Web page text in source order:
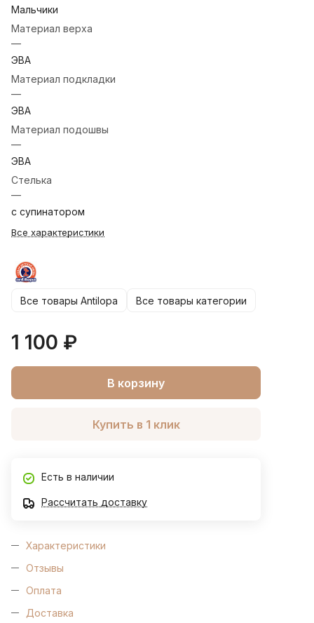
Мальчики
Материал верха
—
ЭВА
Материал подкладки
—
ЭВА
Материал подошвы
—
ЭВА
Стелька
—
с супинатором
Все характеристики
Все товары Аntilopa Все товары категории
1 100 ₽
В корзину
Купить в 1 клик
Есть в наличии
Рассчитать доставку
Характеристики
Отзывы
Оплата
Доставка